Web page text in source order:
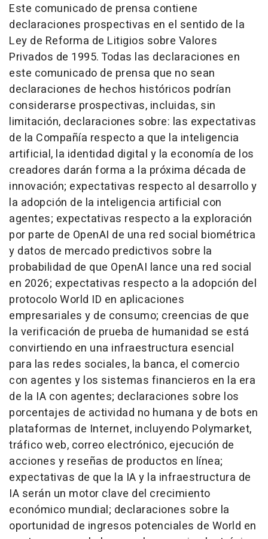
Este comunicado de prensa contiene
declaraciones prospectivas en el sentido de la
Ley de Reforma de Litigios sobre Valores
Privados de 1995. Todas las declaraciones en
este comunicado de prensa que no sean
declaraciones de hechos históricos podrían
considerarse prospectivas, incluidas, sin
limitación, declaraciones sobre: las expectativas
de la Compañía respecto a que la inteligencia
artificial, la identidad digital y la economía de los
creadores darán forma a la próxima década de
innovación; expectativas respecto al desarrollo y
la adopción de la inteligencia artificial con
agentes; expectativas respecto a la exploración
por parte de OpenAI de una red social biométrica
y datos de mercado predictivos sobre la
probabilidad de que OpenAI lance una red social
en 2026; expectativas respecto a la adopción del
protocolo World ID en aplicaciones
empresariales y de consumo; creencias de que
la verificación de prueba de humanidad se está
convirtiendo en una infraestructura esencial
para las redes sociales, la banca, el comercio
con agentes y los sistemas financieros en la era
de la IA con agentes; declaraciones sobre los
porcentajes de actividad no humana y de bots en
plataformas de Internet, incluyendo Polymarket,
tráfico web, correo electrónico, ejecución de
acciones y reseñas de productos en línea;
expectativas de que la IA y la infraestructura de
IA serán un motor clave del crecimiento
económico mundial; declaraciones sobre la
oportunidad de ingresos potenciales de World en